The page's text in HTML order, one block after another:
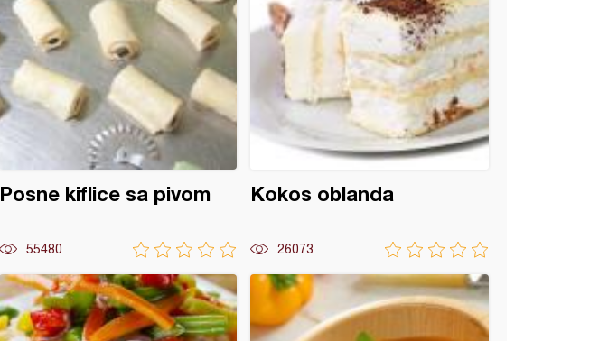
Posne kiflice sa pivom
55480
Kokos oblanda
26073